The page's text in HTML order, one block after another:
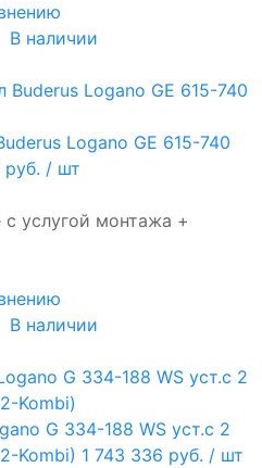
В наличии
Logano GE 615-740
/ шт
с услугой монтажа +
В наличии
G 334-188 WS уст.с 2
Kombi) 1 743 336 руб. / шт